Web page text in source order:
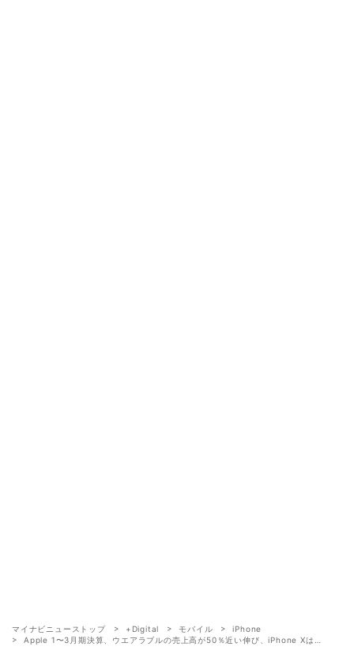
マイナビニューストップ +Digital モバイル
iPhone
Apple 1〜3月期決算、ウエアラブルの売上高が50％近い伸び、iPhone Xは…